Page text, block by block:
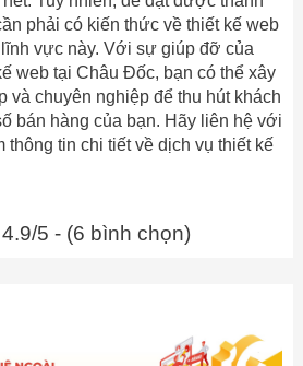
phải có kiến thức về thiết kế web
vực này. Với sự giúp đỡ của
web tại Châu Đốc, bạn có thể xây
và chuyên nghiệp để thu hút khách
bán hàng của bạn. Hãy liên hệ với
thông tin chi tiết về dịch vụ thiết kế
4.9/5 - (6 bình chọn)